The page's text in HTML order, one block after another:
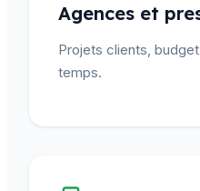
Agences et
Projets clients,
temps.